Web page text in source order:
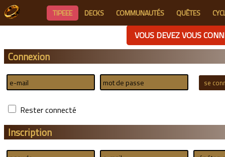
TIPEEE DECKS COMMUNAUTÉS QUÊTES
VOUS DEVEZ VOUS
Connexion
Rester connecté
Inscription